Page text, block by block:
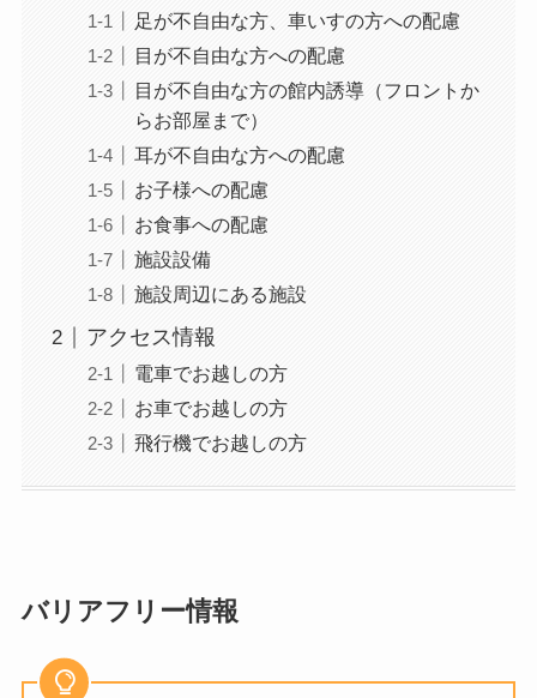
足が不自由な方、車いすの方への配慮
目が不自由な方への配慮
目が不自由な方の館内誘導（フロントか
らお部屋まで）
耳が不自由な方への配慮
お子様への配慮
お食事への配慮
施設設備
施設周辺にある施設
アクセス情報
電車でお越しの方
お車でお越しの方
飛行機でお越しの方
バリアフリー情報